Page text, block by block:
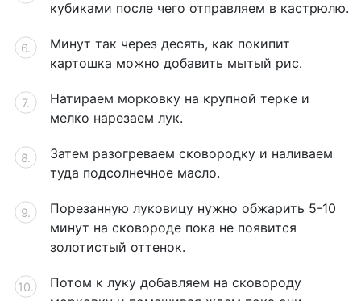
кубиками после чего отправляем в кастрюлю.
Минут так через десять, как покипит
картошка можно добавить мытый рис.
Натираем морковку на крупной терке и
мелко нарезаем лук.
Затем разогреваем сковородку и наливаем
туда подсолнечное масло.
Порезанную луковицу нужно обжарить 5-10
минут на сковороде пока не появится
золотистый оттенок.
Потом к луку добавляем на сковороду